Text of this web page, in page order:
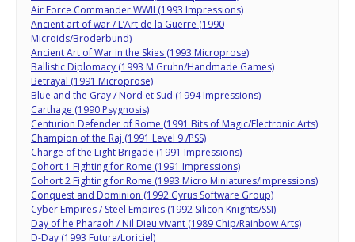
Air Force Commander WWII (1993 Impressions)
Ancient art of war / L’Art de la Guerre (1990
Microids/Broderbund)
Ancient Art of War in the Skies (1993 Microprose)
Ballistic Diplomacy (1993 M Gruhn/Handmade Games)
Betrayal (1991 Microprose)
Blue and the Gray / Nord et Sud (1994 Impressions)
Carthage (1990 Psygnosis)
Centurion Defender of Rome (1991 Bits of Magic/Electronic Arts)
Champion of the Raj (1991 Level 9 /PSS)
Charge of the Light Brigade (1991 Impressions)
Cohort 1 Fighting for Rome (1991 Impressions)
Cohort 2 Fighting for Rome (1993 Micro Miniatures/Impressions)
Conquest and Dominion (1992 Gyrus Software Group)
Cyber Empires / Steel Empires (1992 Silicon Knights/SSI)
Day of he Pharaoh / Nil Dieu vivant (1989 Chip/Rainbow Arts)
D-Day (1993 Futura/Loriciel)